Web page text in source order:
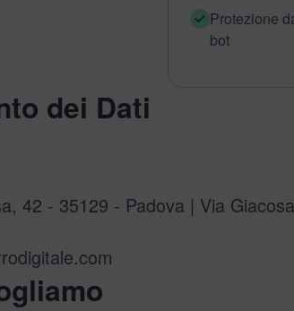
Protezione
bot
dei Dati
42 - 35129 - Padova | Via